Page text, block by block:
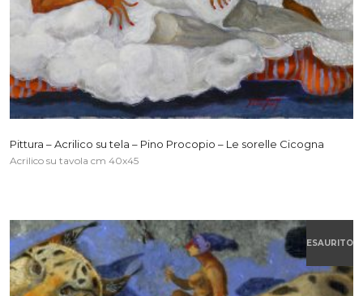
Pittura – Acrilico su tela – Pino Procopio – Le sorelle Cicogna
Acrilico su tavola cm 40x45
ESAURITO